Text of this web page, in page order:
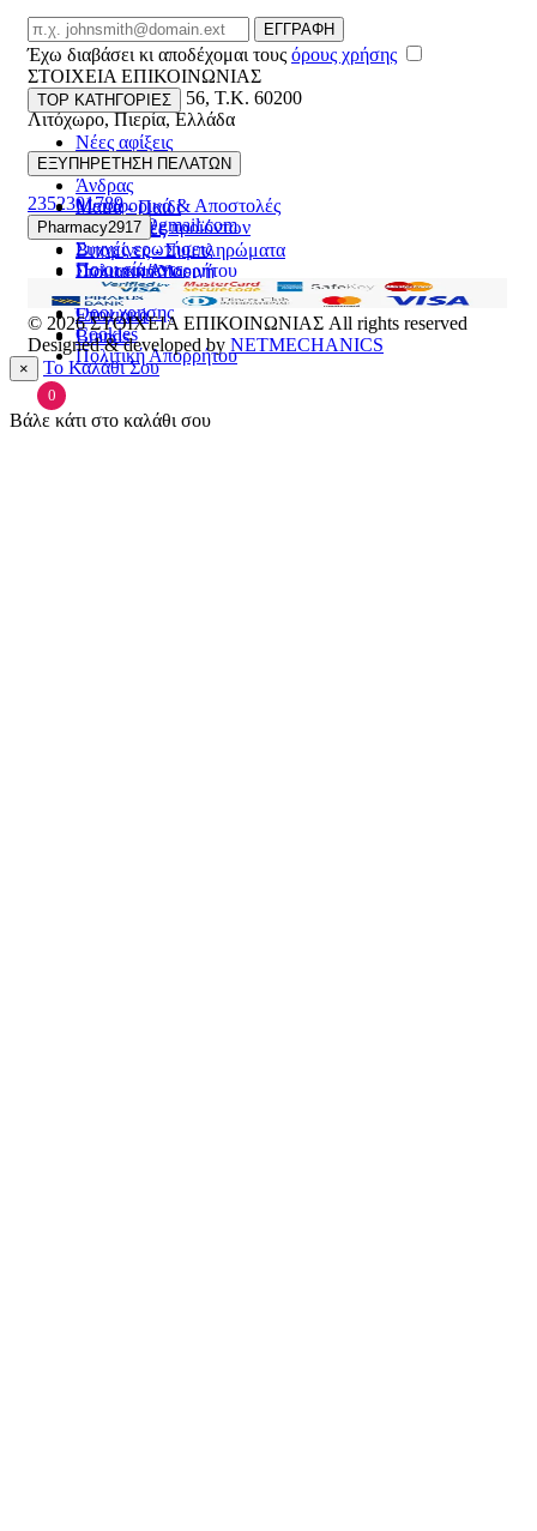
Email ΕΓΓΡΑΦΗ
Έχω διαβάσει κι αποδέχομαι τους όρους χρήσης
ΣΤΟΙΧΕΙΑ ΕΠΙΚΟΙΝΩΝΙΑΣ
Βασ. Κωνσταντίνου 56, T.K. 60200
Λιτόχωρο,Πιερία,Ελλάδα
ΓΕΜΗ:165892448000
2352301789
pharmacy2917@gmail.com
TOP ΚΑΤΗΓΟΡΙΕΣ
Νέες αφίξεις
Γυναίκα
Άνδρας
Μαμά - Παιδί
Προσφορές
Βιταμίνες - Συμπληρώματα
Στοματική Υγιεινή
Πρόσωπο
Εποχιακά
Brands
ΕΞΥΠΗΡΕΤΗΣΗ ΠΕΛΑΤΩΝ
Μεταφορικά & Αποστολές
Επιστροφές προϊόντων
Συχνές ερωτήσεις
Πολιτική Απορρήτου
Pharmacy2917
Ποιοι είμαστε
Επικοινωνία
Όροι χρήσης
Cookies
Πολιτική Απορρήτου
© 2026ΣΤΟΙΧΕΙΑ ΕΠΙΚΟΙΝΩΝΙΑΣ All rights reserved
Designed & developed by NETMECHANICS
× Το Καλάθι Σου
0
Βάλε κάτι στο καλάθι σου